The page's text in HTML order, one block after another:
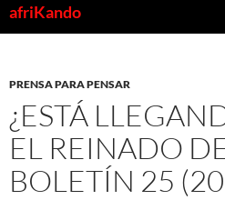
afriKando
PRENSA PARA PENSAR
¿ESTÁ
EL REINADO
BOLETÍN 25